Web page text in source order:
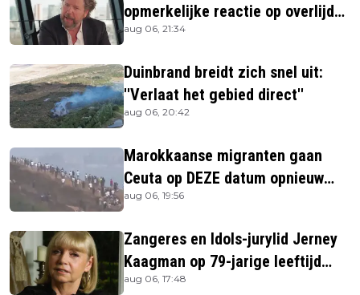
opmerkelijke reactie op overlijden
Jerney Kaagman
aug 06, 21:34
Duinbrand breidt zich snel uit:
''Verlaat het gebied direct''
aug 06, 20:42
Marokkaanse migranten gaan
Ceuta op DEZE datum opnieuw
bestormen
aug 06, 19:56
Zangeres en Idols-jurylid Jerney
Kaagman op 79-jarige leeftijd
overleden
aug 06, 17:48